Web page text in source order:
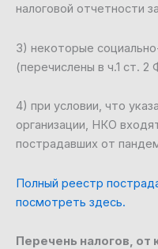
налоговой отчетности
3) некоторые
(перечислены в ч.1 ст.
4) при условии, что
организации, НКО
пострадавших от
Полный реестр
посмотреть здесь.
Перечень налогов,